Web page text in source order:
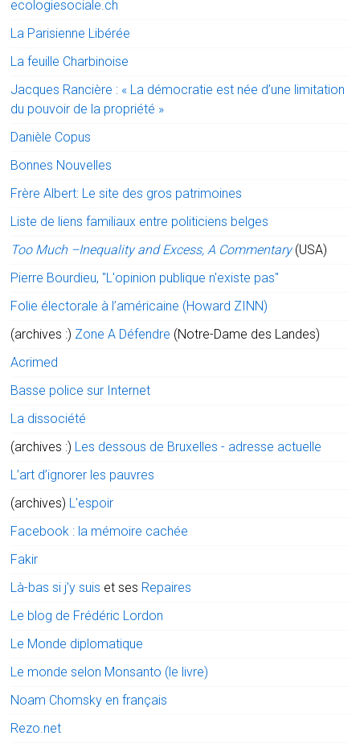
ecologiesociale.ch
La Parisienne Libérée
La feuille Charbinoise
Jacques Rancière : « La démocratie est née d’une limitation
du pouvoir de la propriété »
Danièle Copus
Bonnes Nouvelles
Frère Albert: Le site des gros patrimoines
Liste de liens familiaux entre politiciens belges
Too Much –Inequality and Excess, A Commentary (USA)
Pierre Bourdieu, "L'opinion publique n'existe pas"
Folie électorale à l’américaine (Howard ZINN)
(archives :) Zone A Défendre (Notre-Dame des Landes)
Acrimed
Basse police sur Internet
La dissociété
(archives :) Les dessous de Bruxelles - adresse actuelle
L’art d’ignorer les pauvres
(archives) L'espoir
Facebook : la mémoire cachée
Fakir
Là-bas si j'y suis et ses Repaires
Le blog de Frédéric Lordon
Le Monde diplomatique
Le monde selon Monsanto (le livre)
Noam Chomsky en français
Rezo.net